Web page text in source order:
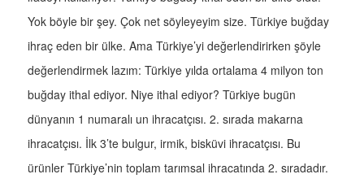
Yok böyle bir şey. Çok net söyleyeyim size. Türkiye buğday
ihraç eden bir ülke. Ama Türkiye’yi değerlendirirken şöyle
değerlendirmek lazım: Türkiye yılda ortalama 4 milyon ton
buğday ithal ediyor. Niye ithal ediyor? Türkiye bugün
dünyanın 1 numaralı un ihracatçısı. 2. sırada makarna
ihracatçısı. İlk 3’te bulgur, irmik, bisküvi ihracatçısı. Bu
ürünler Türkiye’nin toplam tarımsal ihracatında 2. sıradadır.